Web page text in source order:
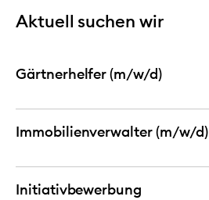
Aktuell suchen wir
Gärtnerhelfer (m/w/d)
Immobilienverwalter (m/w/d)
Initiativbewerbung